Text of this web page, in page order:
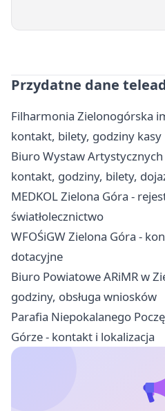
Przydatne dane
Filharmonia Zielonogórska
kontakt, bilety, godziny kasy
Biuro Wystaw
kontakt, godziny, bilety,
MEDKOL Zielona Góra -
światłolecznictwo
WFOŚiGW Zielona Góra -
dotacyjne
Biuro Powiatowe ARiMR w
godziny, obsługa wniosków
Parafia Niepokalanego
Górze - kontakt i lokalizacja